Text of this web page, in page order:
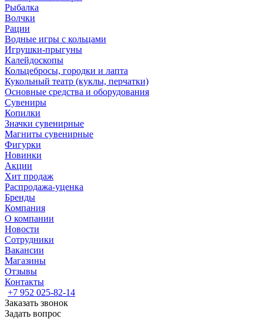
Рыбалка
Волчки
Рации
Водные игры с кольцами
Игрушки-прыгуны
Калейдоскопы
Кольцебросы, городки и лапта
Кукольный театр (куклы, перчатки)
Основные средства и оборудования
Сувениры
Копилки
Значки сувенирные
Магниты сувенирные
Фигурки
Новинки
Акции
Хит продаж
Распродажа-уценка
Бренды
Компания
О компании
Новости
Сотрудники
Вакансии
Магазины
Отзывы
Контакты
+7 952 025-82-14
Заказать звонок
Задать вопрос